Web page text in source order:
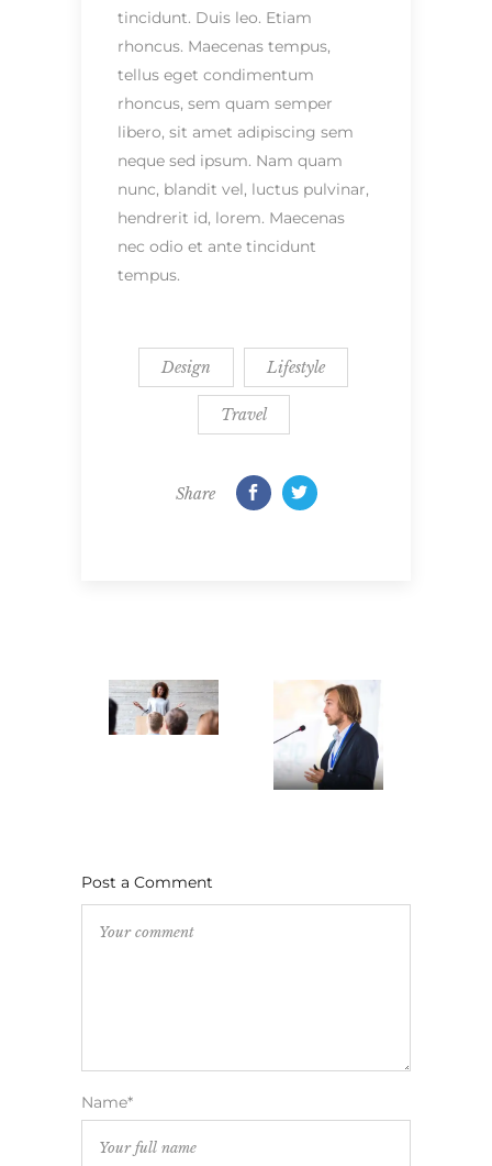
tincidunt. Duis leo. Etiam
rhoncus. Maecenas tempus,
tellus eget condimentum
rhoncus, sem quam semper
libero, sit amet adipiscing sem
neque sed ipsum. Nam quam
nunc, blandit vel, luctus pulvinar,
hendrerit id, lorem. Maecenas
nec odio et ante tincidunt
tempus.
Design Lifestyle
Travel
Share
Post a Comment
Name*